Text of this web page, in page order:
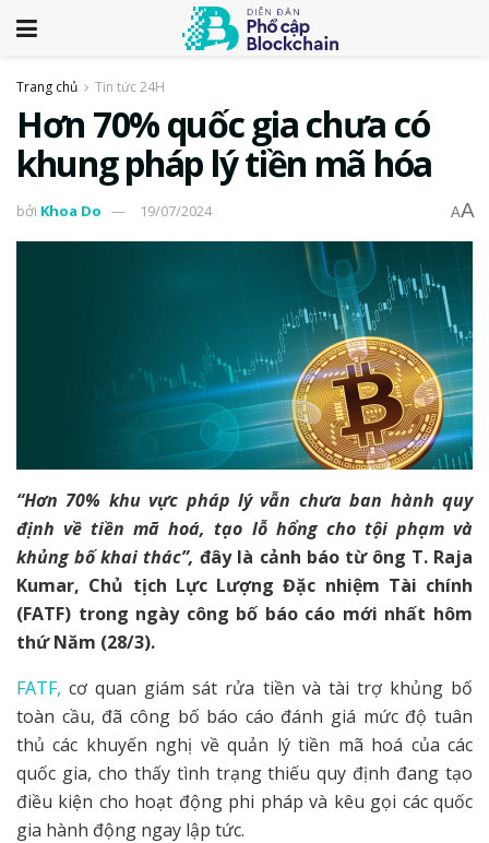
Trang chủ Tin tức 24H
Hơn 70% quốc gia chưa có
khung pháp lý tiền mã hóa
bởi Khoa Do 19/07/2024 AA
“Hơn 70% khu vực pháp lý vẫn chưa ban hành quy
định về tiền mã hoá, tạo lỗ hổng cho tội phạm và
khủng bố khai thác”,đây là cảnh báo từ ông T. Raja
Kumar, Chủ tịch Lực Lượng Đặc nhiệm Tài chính
(FATF) trong ngày công bố báo cáo mới nhất hôm
thứ Năm (28/3).
FATF, cơ quan giám sát rửa tiền và tài trợ khủng bố
toàn cầu, đã công bố báo cáo đánh giá mức độ tuân
thủ các khuyến nghị về quản lý tiền mã hoá của các
quốc gia, cho thấy tình trạng thiếu quy định đang tạo
điều kiện cho hoạt động phi pháp và kêu gọi các quốc
gia hành động ngay lập tức.